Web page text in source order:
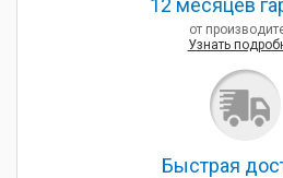
12 месяцев
от
Узнать
Быcтрая